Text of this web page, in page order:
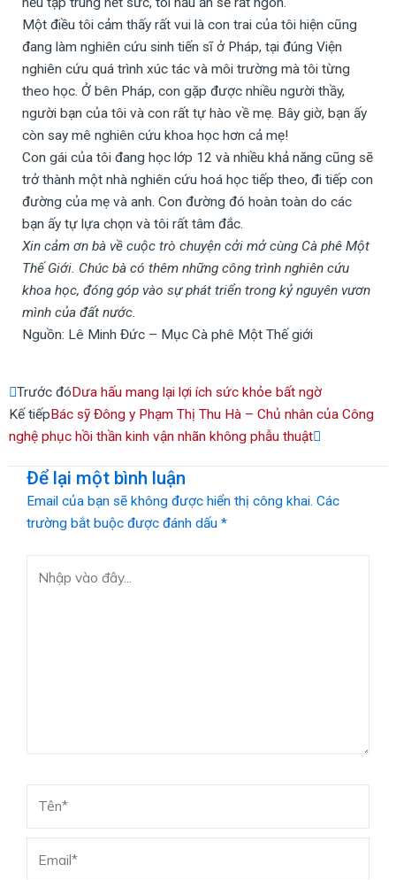
Một điều tôi cảm thấy rất vui là con trai của tôi hiện cũng
đang làm nghiên cứu sinh tiến sĩ ở Pháp, tại đúng Viện
nghiên cứu quá trình xúc tác và môi trường mà tôi từng
theo học. Ở bên Pháp, con gặp được nhiều người thầy,
người bạn của tôi và con rất tự hào về mẹ. Bây giờ, bạn ấy
còn say mê nghiên cứu khoa học hơn cả mẹ!
Con gái của tôi đang học lớp 12 và nhiều khả năng cũng sẽ
trở thành một nhà nghiên cứu hoá học tiếp theo, đi tiếp con
đường của mẹ và anh. Con đường đó hoàn toàn do các
bạn ấy tự lựa chọn và tôi rất tâm đắc.
Xin cảm ơn bà về cuộc trò chuyện cởi mở cùng Cà phê Một
Thế Giới. Chúc bà có thêm những công trình nghiên cứu
khoa học, đóng góp vào sự phát triển trong kỷ nguyên vươn
mình của đất nước.
Nguồn: Lê Minh Đức – Mục Cà phê Một Thế giới
Prev
Trước đóDưa hấu mang lại lợi ích sức khỏe bất ngờ
Kế tiếpBác sỹ Đông y Phạm Thị Thu Hà – Chủ nhân của Công
nghệ phục hồi thần kinh vận nhãn không phẫu thuật
Next
Để lại một bình luận
Email của bạn sẽ không được hiển thị công khai. Các
trường bắt buộc được đánh dấu *
vào